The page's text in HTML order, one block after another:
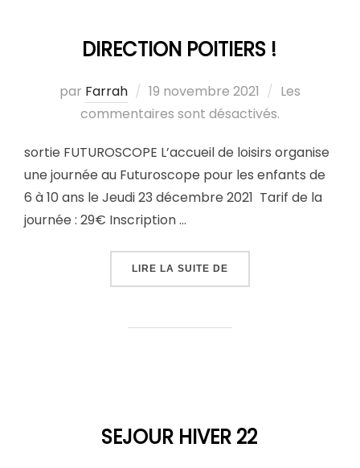
DIRECTION POITIERS !
par Farrah 19 novembre 2021
Les
commentaires sont désactivés.
sortie FUTUROSCOPE L’accueil de loisirs organise
une journée au Futuroscope pour les enfants de
6 à 10 ans le Jeudi 23 décembre 2021 Tarif de la
journée : 29€ Inscription …
LIRE LA SUITE DE
SEJOUR HIVER 22